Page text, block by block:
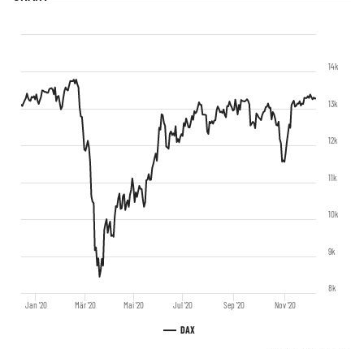
DAX
Jan '20 Mär '20 Mai '20 Jul '20 Sep '20 Nov '20
8k
9k
10k
11k
12k
13k
14k